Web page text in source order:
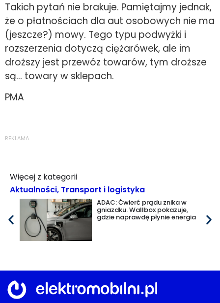
Takich pytań nie brakuje. Pamiętajmy jednak,
że o płatnościach dla aut osobowych nie ma
(jeszcze?) mowy. Tego typu podwyżki i
rozszerzenia dotyczą ciężarówek, ale im
droższy jest przewóz towarów, tym droższe
są… towary w sklepach.
PMA
REKLAMA
Więcej z kategorii
Aktualności, Transport i logistyka
ADAC: Ćwierć prądu znika w
gniazdku. Wallbox pokazuje,
gdzie naprawdę płynie energia